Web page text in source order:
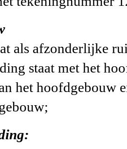
als afzonderlijke
staat met het
het hoofdgebouw